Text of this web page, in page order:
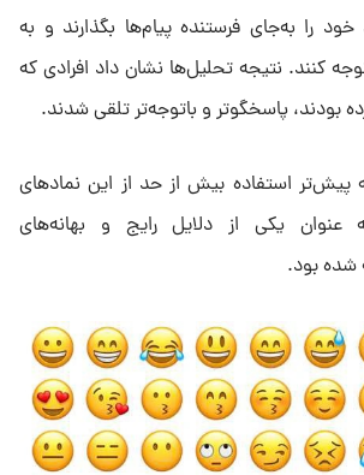
را به‌جای فرستنده پیام‌ها بگذارند و به
کنند. نتیجه تحلیل‌ها نشان داد افرادی که
بودند، پاسخگوتر و باتوجه‌تر تلقی شدند.
استفاده بیش از حد از این نمادهای
عنوان یکی از دلایل رایج و بهانه‌های
شده بود.